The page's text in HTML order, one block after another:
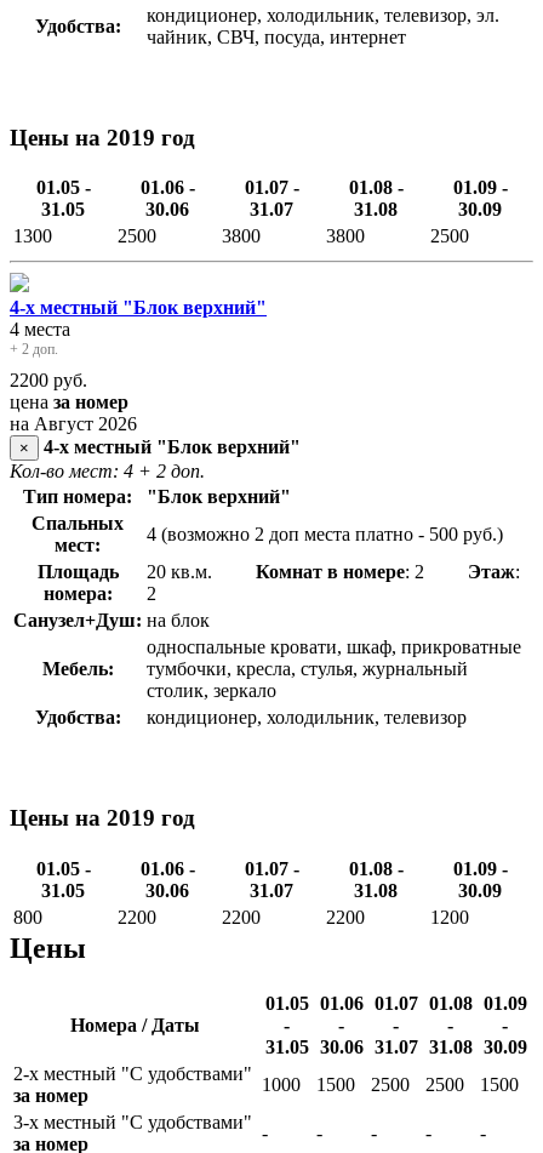
Удобства:
кондиционер, холодильник, телевизор, эл.
чайник, СВЧ, посуда, интернет
Цены на 2019 год
01.05 -
31.05
01.06 -
30.06
01.07 -
31.07
01.08 -
31.08
01.09 -
30.09
1300
2500 3800 3800 2500
4-х местный "Блок верхний"
4 места
+ 2 доп.
2200 руб.
цена за номер
на Август 2026
×
4-х местный "Блок верхний"
Кол-во мест: 4 + 2 доп.
Тип номера:
"Блок верхний"
Спальных
мест:
4 (возможно 2 доп места платно - 500 руб.)
Площадь
номера:
20 кв.м. Комнат в номере: 2 Этаж:
2
Санузел+Душ: на блок
Мебель:
односпальные кровати, шкаф, прикроватные
тумбочки, кресла, стулья, журнальный
столик, зеркало
Удобства:
кондиционер, холодильник, телевизор
Цены на 2019 год
01.05 -
31.05
01.06 -
30.06
01.07 -
31.07
01.08 -
31.08
01.09 -
30.09
800
2200 2200 2200 1200
Цены
Номера / Даты
01.05
-
31.05
01.06
-
30.06
01.07
-
31.07
01.08
-
31.08
01.09
-
30.09
2-х местный "С удобствами"
за номер
1000 1500 2500 2500
1500
3-х местный "С удобствами"
за номер
- - - - -